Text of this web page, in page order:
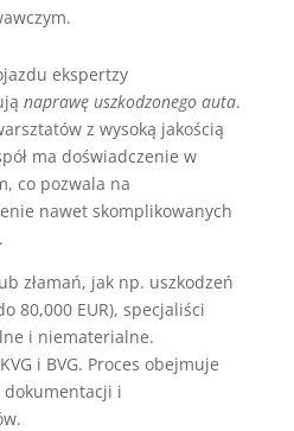
ekspertzy
naprawę uszkodzonego auta.
z wysoką jakością
ma doświadczenie w
co pozwala na
nawet skomplikowanych
złamań, jak np. uszkodzeń
80,000 EUR), specjaliści
i niematerialne.
i BVG. Proces obejmuje
i